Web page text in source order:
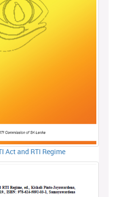
Act and RTI Regime